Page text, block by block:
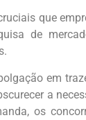
que
de
em
a
os